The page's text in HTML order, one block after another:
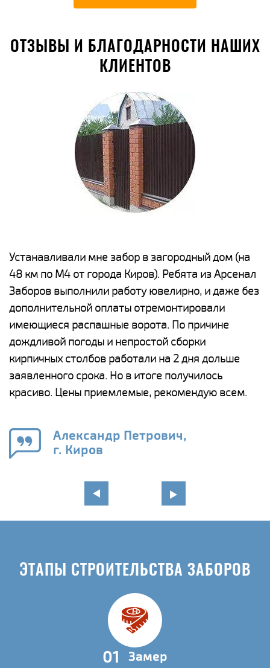
ОТЗЫВЫ И БЛАГОДАРНОСТИ НАШИХ
КЛИЕНТОВ
Устанавливали мне забор в загородный дом (на
48 км по М4 от города Киров). Ребята из Арсенал
Заборов выполнили работу ювелирно, и даже без
дополнительной оплаты отремонтировали
имеющиеся распашные ворота. По причине
дождливой погоды и непростой сборки
кирпичных столбов работали на 2 дня дольше
заявленного срока. Но в итоге получилось
красиво. Цены приемлемые, рекомендую всем.
Александр Петрович,
г. Киров
ЭТАПЫ СТРОИТЕЛЬСТВА ЗАБОРОВ
01 Замер